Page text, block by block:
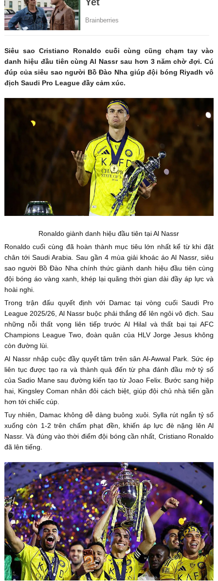
Siêu sao Cristiano Ronaldo cuối cùng cũng chạm tay vào
danh hiệu đầu tiên cùng Al Nassr sau hơn 3 năm chờ đợi. Cú
đúp của siêu sao người Bồ Đào Nha giúp đội bóng Riyadh vô
địch Saudi Pro League đầy cảm xúc.
Ronaldo giành danh hiệu đầu tiên tại Al Nassr
Ronaldo cuối cùng đã hoàn thành mục tiêu lớn nhất kể từ khi đặt
chân tới Saudi Arabia. Sau gần 4 mùa giải khoác áo Al Nassr, siêu
sao người Bồ Đào Nha chính thức giành danh hiệu đầu tiên cùng
đội bóng áo vàng xanh, khép lại quãng thời gian dài đầy áp lực và
hoài nghi.
Trong trận đấu quyết định với Damac tại vòng cuối Saudi Pro
League 2025/26, Al Nassr buộc phải thắng để lên ngôi vô địch. Sau
những nỗi thất vọng liên tiếp trước Al Hilal và thất bại tại AFC
Champions League Two, đoàn quân của HLV Jorge Jesus không
còn đường lùi.
Al Nassr nhập cuộc đầy quyết tâm trên sân Al-Awwal Park. Sức ép
liên tục được tạo ra và thành quả đến từ pha đánh đầu mở tỷ số
của Sadio Mane sau đường kiến tạo từ Joao Felix. Bước sang hiệp
hai, Kingsley Coman nhân đôi cách biệt, giúp đội chủ nhà tiến gần
hơn tới chiếc cúp.
Tuy nhiên, Damac không dễ dàng buông xuôi. Sylla rút ngắn tỷ số
xuống còn 1-2 trên chấm phạt đền, khiến áp lực đè nặng lên Al
Nassr. Và đúng vào thời điểm đội bóng cần nhất, Cristiano Ronaldo
đã lên tiếng.